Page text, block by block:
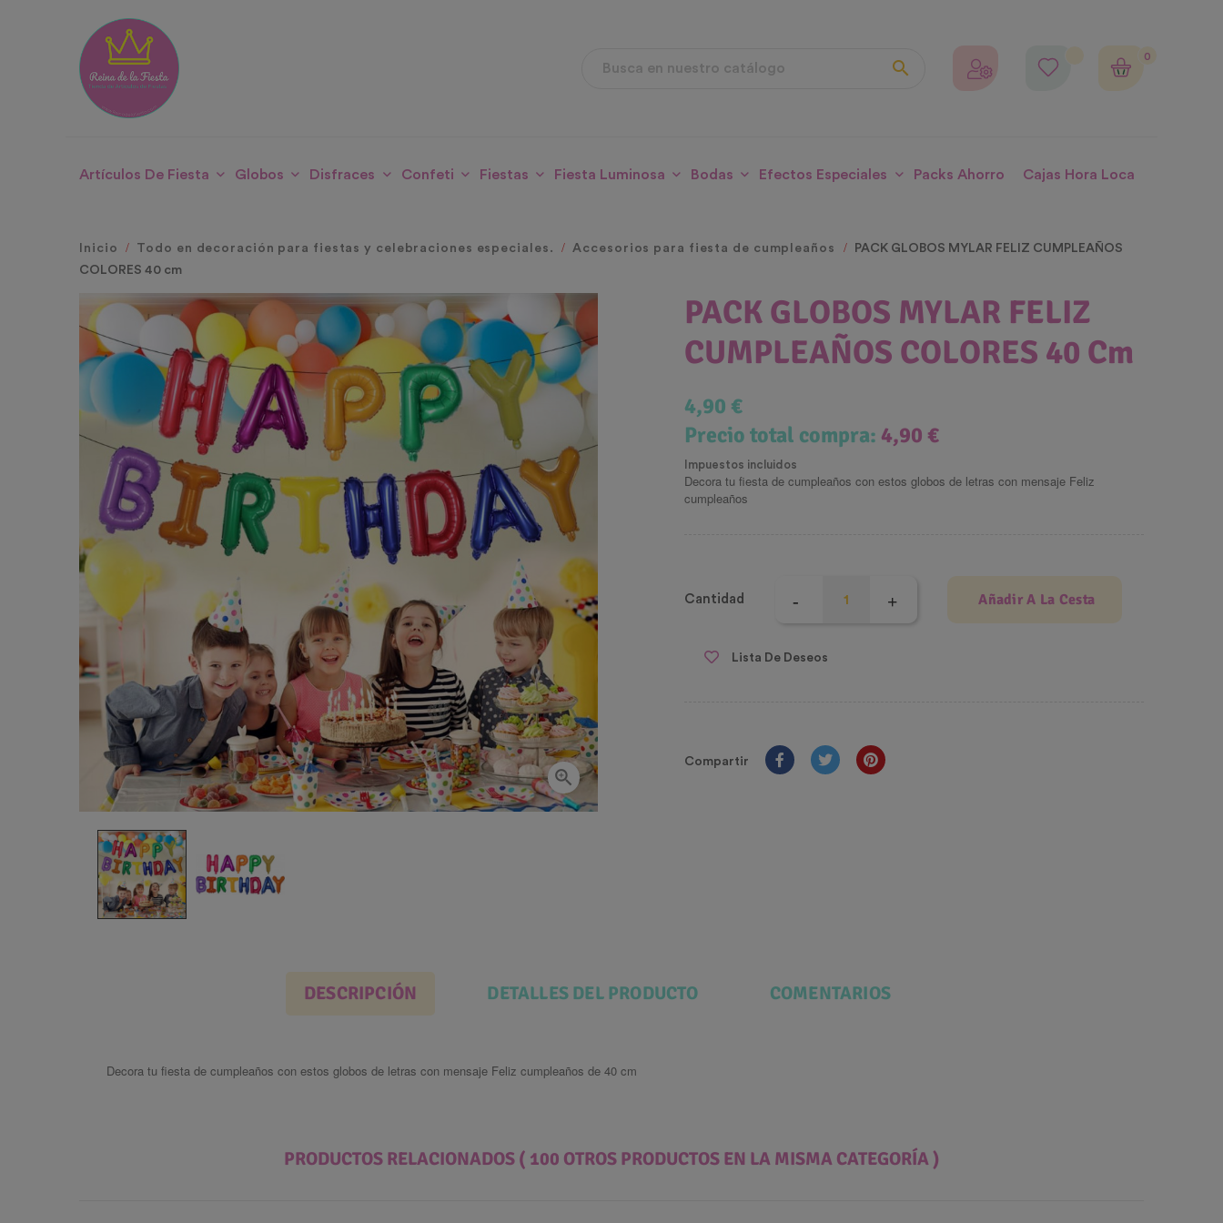

0
Artículos De Fiesta Globos Disfraces Confeti Fiestas Fiesta Luminosa Bodas Efectos Especiales Packs Ahorro Cajas Hora Loca
Inicio Todo en decoración para fiestas y celebraciones especiales. Accesorios para fiesta de cumpleaños
PACK GLOBOS MYLAR FELIZ CUMPLEAÑOS
COLORES 40 cm

PACK GLOBOS MYLAR FELIZ
CUMPLEAÑOS COLORES 40 Cm
4,90 €
Precio total compra: 4,90 €
Impuestos incluidos
Decora tu fiesta de cumpleaños con estos globos de letras con mensaje Feliz
cumpleaños
Cantidad Añadir A La Cesta
Lista De Deseos
Compartir
DESCRIPCIÓN DETALLES DEL PRODUCTO COMENTARIOS
Decora tu fiesta de cumpleaños con estos globos de letras con mensaje Feliz cumpleaños de 40 cm
PRODUCTOS RELACIONADOS ( 100 OTROS PRODUCTOS EN LA MISMA CATEGORÍA )